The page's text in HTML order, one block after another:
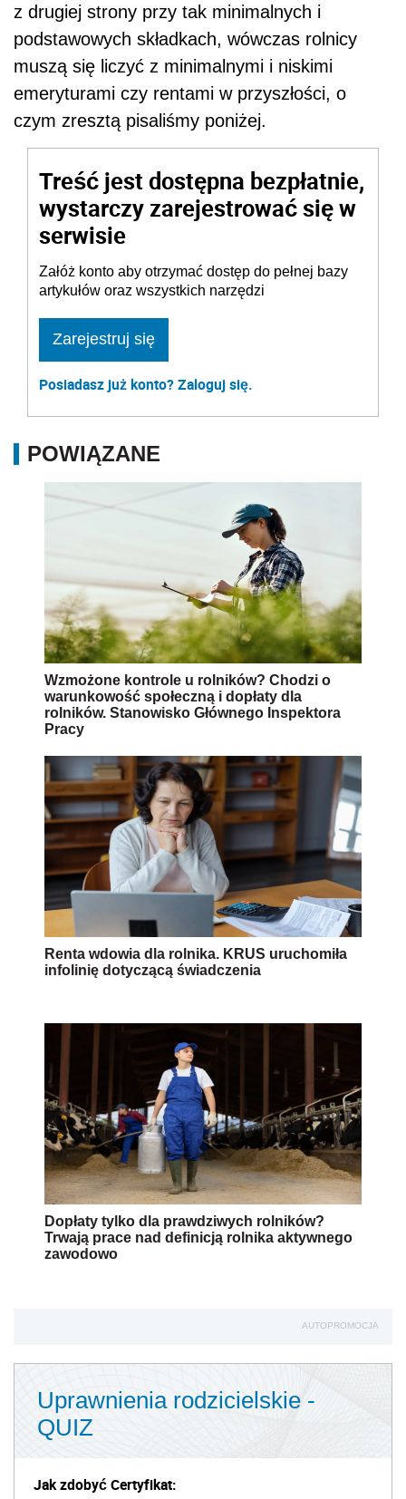
z drugiej strony przy tak minimalnych i
podstawowych składkach, wówczas rolnicy
muszą się liczyć z minimalnymi i niskimi
emeryturami czy rentami w przyszłości, o
czym zresztą pisaliśmy poniżej.
Treść jest dostępna bezpłatnie,
wystarczy zarejestrować się w
serwisie
Załóż konto aby otrzymać dostęp do pełnej bazy
artykułów oraz wszystkich narzędzi
Zarejestruj się
Posiadasz już konto? Zaloguj się.
POWIĄZANE
Wzmożone kontrole u rolników? Chodzi o
warunkowość społeczną i dopłaty dla
rolników. Stanowisko Głównego Inspektora
Pracy
Renta wdowia dla rolnika. KRUS uruchomiła
infolinię dotyczącą świadczenia
Dopłaty tylko dla prawdziwych rolników?
Trwają prace nad definicją rolnika aktywnego
zawodowo
AUTOPROMOCJA
Uprawnienia rodzicielskie -
QUIZ
Jak zdobyć Certyfikat: